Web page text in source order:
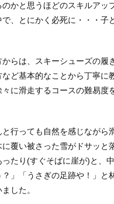
かと思うほどのスキルアッ
、とにかく必死に・・・子
らは、スキーシューズの履
ど基本的なことから丁寧に
に滑走するコースの難易度
行っても自然を感じながら
覆い被さった雪がドサッと
たり(すぐそばに崖が)と、中
」「うさぎの足跡や！」と
した。